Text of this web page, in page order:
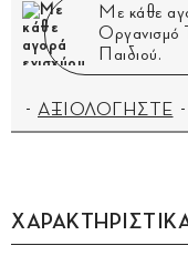
Με κάθε
Οργανισμό
Παιδιού.
ΑΞΙΟΛΟΓΗΣΤΕ